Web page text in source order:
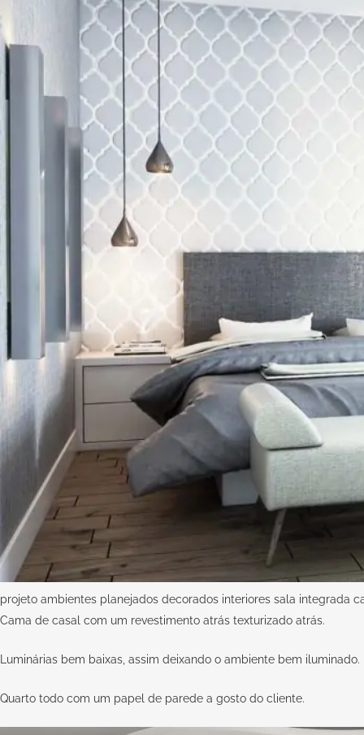
projeto ambientes planejados decorados interiores sala integrada
Cama de casal com um revestimento atrás texturizado atrás.
Luminárias bem baixas, assim deixando o ambiente bem iluminado.
Quarto todo com um papel de parede a gosto do cliente.